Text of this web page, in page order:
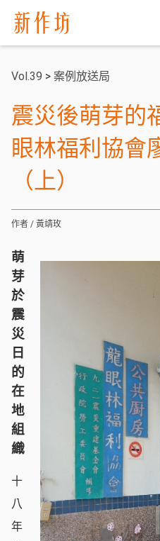
Vol.39 > 案例放送局
震災後萌芽的
眼林福利協會
（上）
作者 / 黃靖玫
萌
芽
於
震
災
日
的
在
地
組
織
十
八
年